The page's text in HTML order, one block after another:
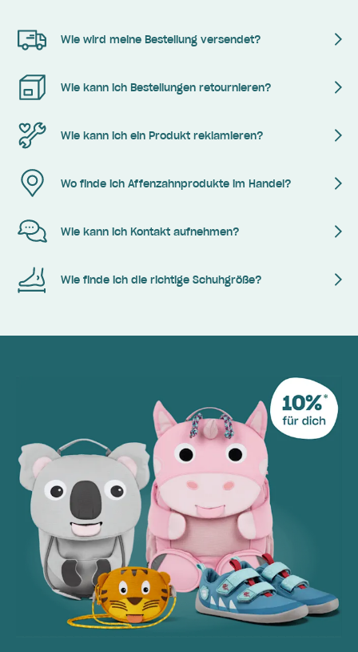
Wie wird meine Bestellung versendet?
Wie kann ich Bestellungen retournieren?
Wie kann ich ein Produkt reklamieren?
Wo finde ich Affenzahnprodukte im Handel?
Wie kann ich Kontakt aufnehmen?
Wie finde ich die richtige Schuhgröße?